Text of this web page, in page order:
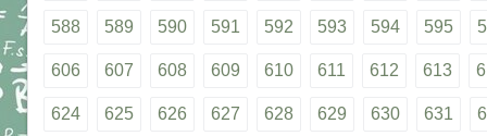
588 589 590 591 592 593 594 595
606 607 608 609 610 611 612 613
624 625 626 627 628 629 630 631